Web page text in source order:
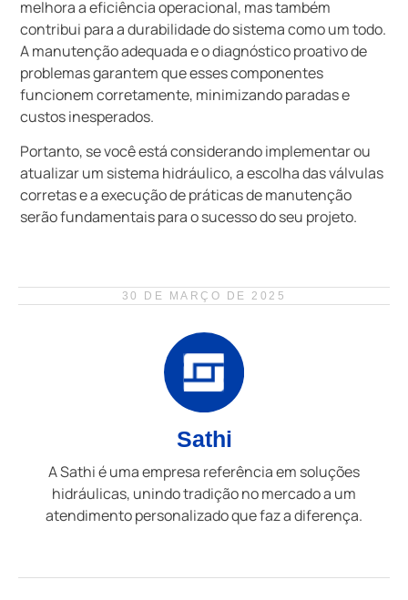
melhora a eficiência operacional, mas também
contribui para a durabilidade do sistema como um todo.
A manutenção adequada e o diagnóstico proativo de
problemas garantem que esses componentes
funcionem corretamente, minimizando paradas e
custos inesperados.
Portanto, se você está considerando implementar ou
atualizar um sistema hidráulico, a escolha das válvulas
corretas e a execução de práticas de manutenção
serão fundamentais para o sucesso do seu projeto.
30 DE MARÇO DE 2025
Sathi
A Sathi é uma empresa referência em soluções
hidráulicas, unindo tradição no mercado a um
atendimento personalizado que faz a diferença.